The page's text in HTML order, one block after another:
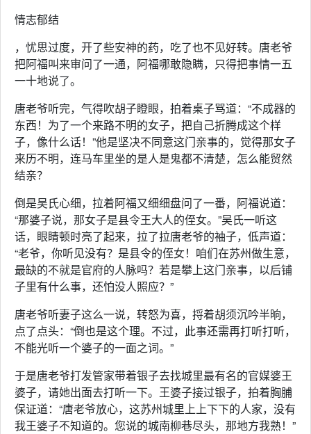
情志郁结
，忧思过度，开了些安神的药，吃了也不见好转。唐老爷
把阿福叫来审问了一通，阿福哪敢隐瞒，只得把事情一五
一十地说了。
唐老爷听完，气得吹胡子瞪眼，拍着桌子骂道：“不成器的
东西！为了一个来路不明的女子，把自己折腾成这个样
子，像什么话！”他是坚决不同意这门亲事的，觉得那女子
来历不明，连马车里坐的是人是鬼都不清楚，怎么能贸然
结亲？
倒是吴氏心细，拉着阿福又细细盘问了一番，阿福说道：
“那婆子说，那女子是县令王大人的侄女。”吴氏一听这
话，眼睛顿时亮了起来，拉了拉唐老爷的袖子，低声道：
“老爷，你听见没有？是县令的侄女！咱们在苏州做生意，
最缺的不就是官府的人脉吗？若是攀上这门亲事，以后铺
子里有什么事，还怕没人照应？”
唐老爷听妻子这么一说，转怒为喜，捋着胡须沉吟半晌，
点了点头：“倒也是这个理。不过，此事还需再打听打听，
不能光听一个婆子的一面之词。”
于是唐老爷打发管家带着银子去找城里最有名的官媒婆王
婆子，请她出面去打听一下。王婆子接过银子，拍着胸脯
保证道：“唐老爷放心，这苏州城里上上下下的人家，没有
我王婆子不知道的。您说的城南柳巷尽头，那地方我熟！”